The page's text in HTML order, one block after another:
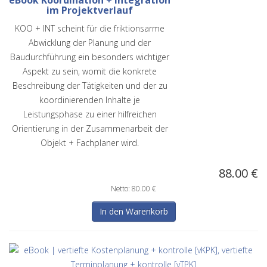
im Projektverlauf
KOO + INT scheint für die friktionsarme
Abwicklung der Planung und der
Baudurchführung ein besonders wichtiger
Aspekt zu sein, womit die konkrete
Beschreibung der Tätigkeiten und der zu
koordinierenden Inhalte je
Leistungsphase zu einer hilfreichen
Orientierung in der Zusammenarbeit der
Objekt + Fachplaner wird.
88.00 €
Netto: 80.00 €